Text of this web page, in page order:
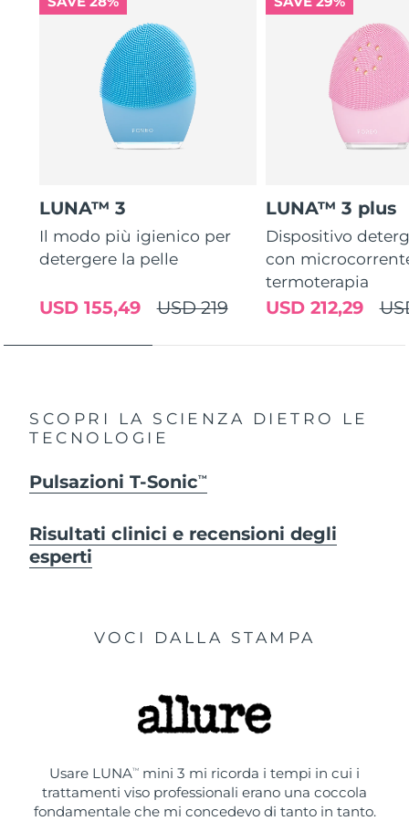
LUNA™ 3
Il modo più igienico per
detergere la pelle
USD 219
USD 155,49
LUNA™ 3 plus
Dispositivo
con
termoterapia
USD 212,29
SCOPRI LA SCIENZA DIETRO LE
TECNOLOGIE
Pulsazioni T-SonicTM
Risultati clinici e recensioni degli
esperti
VOCI DALLA STAMPA
Usare LUNATM
mini 3 mi ricorda i tempi in cui i
trattamenti viso professionali erano una coccola
fondamentale che mi concedevo di tanto in tanto.